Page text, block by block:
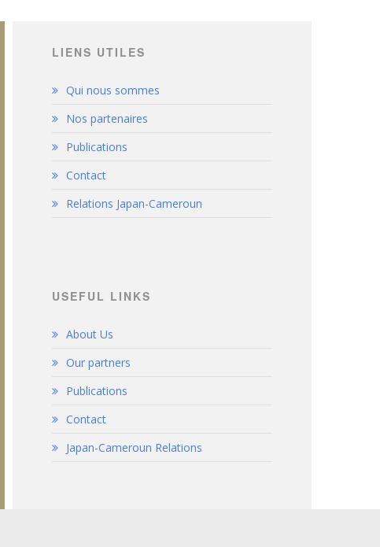
LIENS UTILES
Qui nous sommes
Nos partenaires
Publications
Contact
Relations Japan-Cameroun
USEFUL LINKS
About Us
Our partners
Publications
Contact
Japan-Cameroun Relations